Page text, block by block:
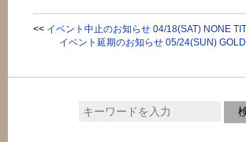
<< イベント中止のお知らせ 04/18(SAT) NONE
イベント延期のお知らせ 05/24(SUN)